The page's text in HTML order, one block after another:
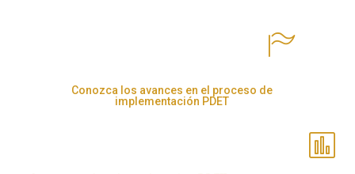
Conozca los avances en el proceso de
implementación PDET